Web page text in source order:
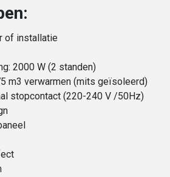
of installatie
2000 W (2 standen)
m3 verwarmen (mits geïsoleerd)
stopcontact (220-240 V /50Hz)